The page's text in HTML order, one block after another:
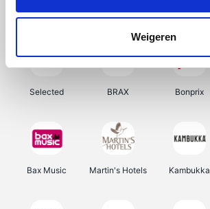
Weigeren
Samsung My Jewellery Delonghi
Selected BRAX Bonprix
Bax Music Martin's Hotels Kambukka